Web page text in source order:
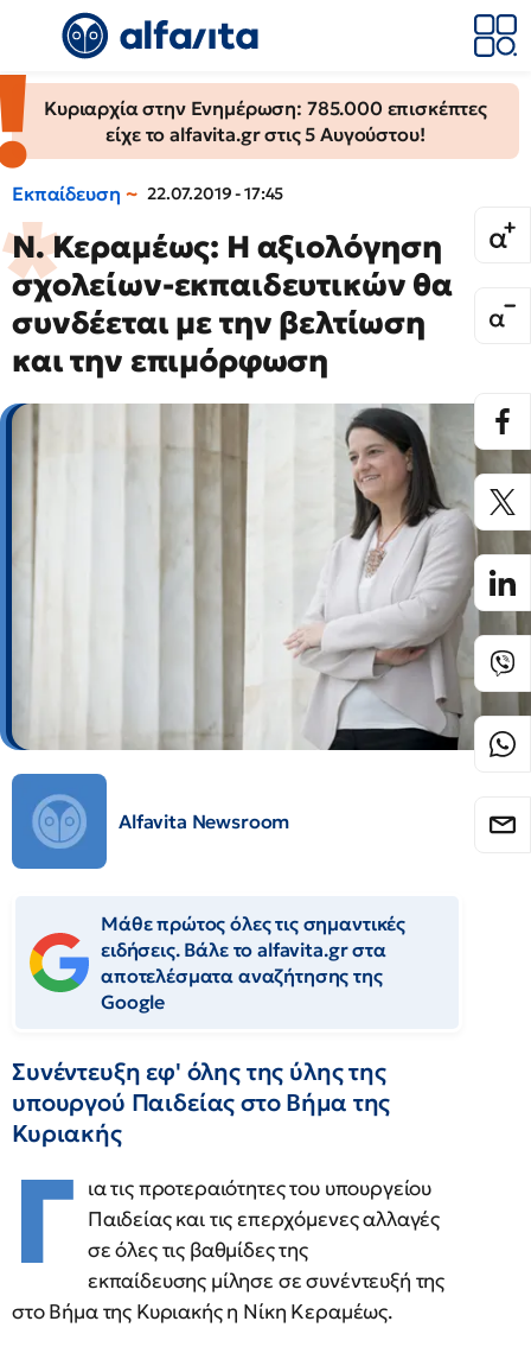
Κυριαρχία στην Ενημέρωση: 785.000 επισκέπτες
είχε το alfavita.gr στις 5 Αυγούστου!
Εκπαίδευση 22.07.2019 - 17:45
Ν. Κεραμέως: Η αξιολόγηση
σχολείων-εκπαιδευτικών θα
συνδέεται με την βελτίωση
και την επιμόρφωση
Alfavita Newsroom
Μάθε πρώτος όλες τις σημαντικές
ειδήσεις. Βάλε το alfavita.gr στα
αποτελέσματα αναζήτησης της
Google
Συνέντευξη εφ' όλης της ύλης της
υπουργού Παιδείας στο Βήμα της
Κυριακής
Γ ια τις προτεραιότητες του υπουργείου
Παιδείας και τις επερχόμενες αλλαγές
σε όλες τις βαθμίδες της
εκπαίδευσης μίλησε σε συνέντευξή της
στο Βήμα της Κυριακής η Νίκη Κεραμέως.